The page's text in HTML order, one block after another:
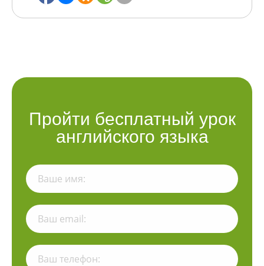
Пройти бесплатный урок
английского языка